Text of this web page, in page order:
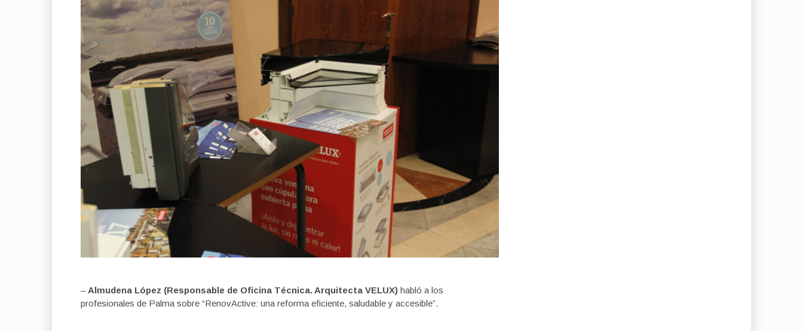
– Almudena López (Responsable de Oficina Técnica. Arquitecta VELUX) habló a los
profesionales de Palma sobre “RenovActive: una reforma eficiente, saludable y accesible”.